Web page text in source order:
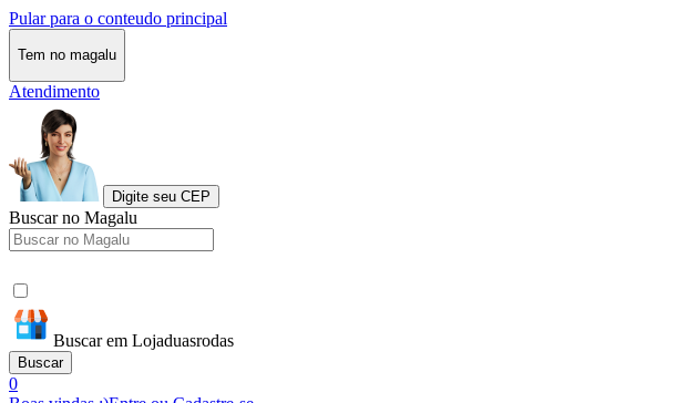
Pular para o conteudo principal
Tem no magalu
Atendimento
Digite seu CEP
Buscar no Magalu
Buscar em Lojaduasrodas
Buscar
0